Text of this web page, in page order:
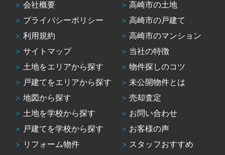
会社概要
プライバシーポリシー
利用規約
サイトマップ
土地をエリアから探す
戸建てをエリアから探す
地図から探す
土地を学校から探す
戸建てを学校から探す
リフォーム物件
高崎市の土地
高崎市の戸建て
高崎市のマンション
当社の特徴
物件探しのコツ
未公開物件とは
売却査定
お問い合わせ
お客様の声
スタッフおすすめ